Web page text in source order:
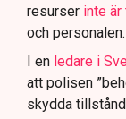
resurser inte
och personalen.
I en ledare i
att polisen
skydda